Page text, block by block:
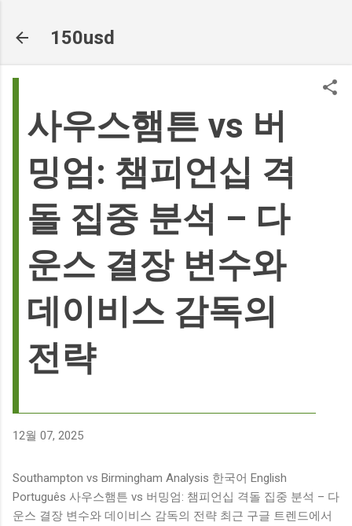
150usd
사우스햄튼 vs 버
밍엄: 챔피언십 격
돌 집중 분석 – 다
운스 결장 변수와
데이비스 감독의
전략
12월 07, 2025
Southampton vs Birmingham Analysis 한국어 English
Português 사우스햄튼 vs 버밍엄: 챔피언십 격돌 집중 분석 – 다
운스 결장 변수와 데이비스 감독의 전략 최근 구글 트렌드에서